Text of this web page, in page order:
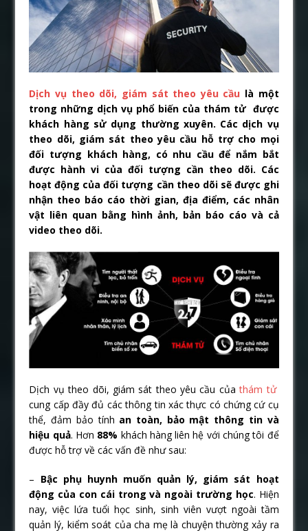
Dịch vụ theo dõi, giám sát theo yêu cầu là một
trong những dịch vụ phổ biến của thám tử được
khách hàng sử dụng thường xuyên. Các dịch vụ
theo dõi, giám sát theo yêu cầu hỗ trợ cho mọi
đối tượng khách hàng, có nhu cầu để nắm bắt
được hành vi của đối tượng cần theo dõi. Các
hoạt động của đối tượng cần theo dõi sẽ được ghi
nhận theo báo cáo thời gian, địa điểm, các nhân
vật liên quan bằng hình ảnh, bản báo cáo và cả
video theo dõi.
Dịch vụ theo dõi, giám sát theo yêu cầu củathám tử
cung cấp đầy đủ các thông tin xác thực có chứng cứ cụ
thể, đảm bảo tính an toàn, bảo mật thông tin và
hiệu quả. Hơn 88% khách hàng liên hệ với chúng tôi để
được hỗ trợ về các vấn đề như sau:
– Bậc phụ huynh muốn quản lý, giám sát hoạt
động của con cái trong và ngoài trường học. Hiện
nay, việc lứa tuổi học sinh, sinh viên vượt ngoài tầm
quản lý, kiểm soát của cha mẹ là chuyện thường xảy ra